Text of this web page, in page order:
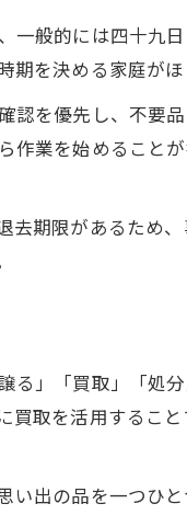
般的には四十九
を決める家庭がほ
を優先し、不要
作業を始めること
期限があるため
」「買取」「処
買取を活用するこ
出の品を一つひ